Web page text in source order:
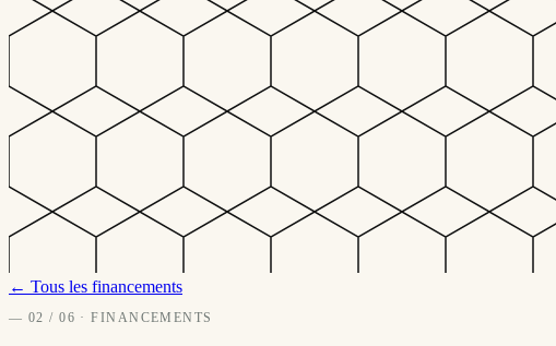
← Tous les financements
— 02 / 06 · FINANCEMENTS